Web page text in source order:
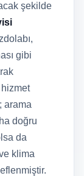
şekilde
gibi
hizmet
arama
doğru
da
klima